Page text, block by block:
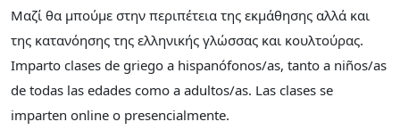
Μαζί θα μπούμε στην περιπέτεια της εκμάθησης αλλά και
της κατανόησης της ελληνικής γλώσσας και κουλτούρας.
Imparto clases de griego a hispanófonos/as, tanto a niños/as
de todas las edades como a adultos/as. Las clases se
imparten online o presencialmente.